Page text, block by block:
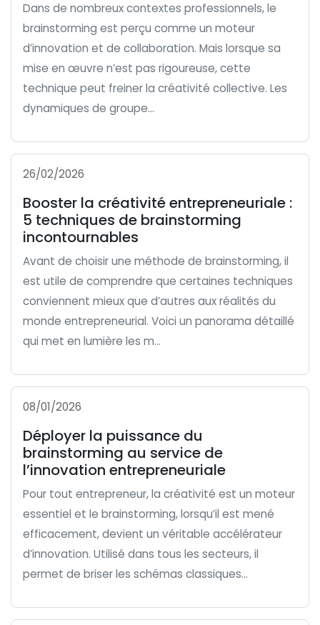
Dans de nombreux contextes professionnels, le
brainstorming est perçu comme un moteur
d’innovation et de collaboration. Mais lorsque sa
mise en œuvre n’est pas rigoureuse, cette
technique peut freiner la créativité collective. Les
dynamiques de groupe...
26/02/2026
Booster la créativité entrepreneuriale :
5 techniques de brainstorming
incontournables
Avant de choisir une méthode de brainstorming, il
est utile de comprendre que certaines techniques
conviennent mieux que d’autres aux réalités du
monde entrepreneurial. Voici un panorama détaillé
qui met en lumière les m...
08/01/2026
Déployer la puissance du
brainstorming au service de
l’innovation entrepreneuriale
Pour tout entrepreneur, la créativité est un moteur
essentiel et le brainstorming, lorsqu’il est mené
efficacement, devient un véritable accélérateur
d’innovation. Utilisé dans tous les secteurs, il
permet de briser les schémas classiques...